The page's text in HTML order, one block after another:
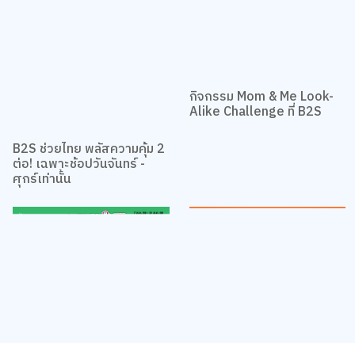
B2S ช่วยไทย พลัสความคุ้ม 2
ต่อ! เฉพาะช้อปวันจันทร์ -
ศุกร์เท่านั้น
กิจกรรม Mom & Me Look-